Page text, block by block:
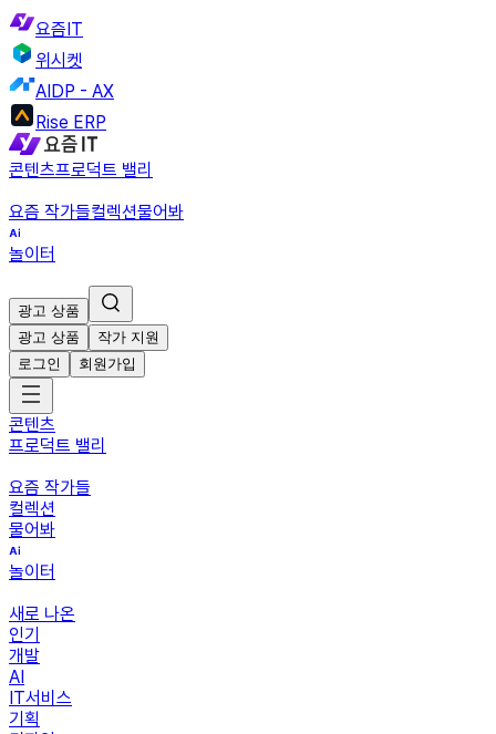
요즘IT
위시켓
AIDP - AX
Rise ERP
콘텐츠프로덕트 밸리
요즘 작가들컬렉션물어봐
놀이터
광고 상품
광고 상품
작가 지원
로그인
회원가입
콘텐츠
프로덕트 밸리
요즘 작가들
컬렉션
물어봐
놀이터
새로 나온
인기
개발
AI
IT서비스
기획